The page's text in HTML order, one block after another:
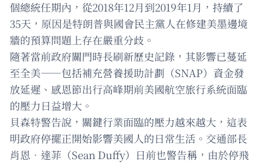
個總統任期內，從2018年12月到2019年1月，持續了
35天，原因是特朗普與國會民主黨人在修建美墨邊境
牆的預算問題上存在嚴重分歧。
隨著當前政府關門時長刷新歷史記錄，其影響已蔓延
至全美——包括補充營養援助計劃（SNAP）資金發
放延遲、感恩節出行高峰期前美國航空旅行系統面臨
的壓力日益增大。
貝森特警告說，關鍵行業面臨的壓力越來越大，這表
明政府停擺正開始影響美國人的日常生活。交通部長
肖恩．達菲（Sean Duffy）日前也警告稱，由於停飛